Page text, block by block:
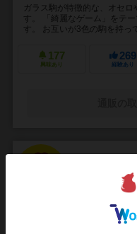
ガラス駒が特徴的な、オセ
す。 「綺麗なゲーム」をテ
す。 お互いが3色の駒を持っ
177
興味あり
269
経験あり